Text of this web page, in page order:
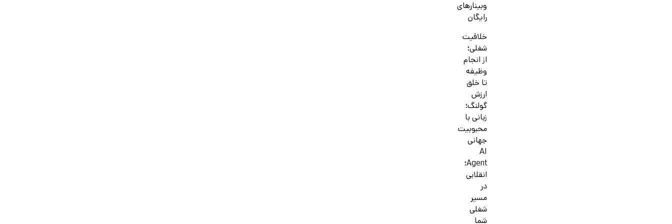
وبینارهای
رایگان
خلاقیت
شغلی؛
از انجام
وظیفه
تا خلق
ارزش
گولنگ؛
زبانی با
محبوبیت
جهانی
AI
Agent؛
انقلابی
در
مسیر
شغلی